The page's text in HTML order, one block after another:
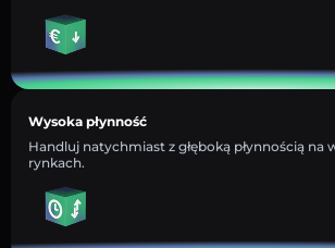
Wysoka płynność
Handluj natychmiast z głęboką płynnością na
rynkach.